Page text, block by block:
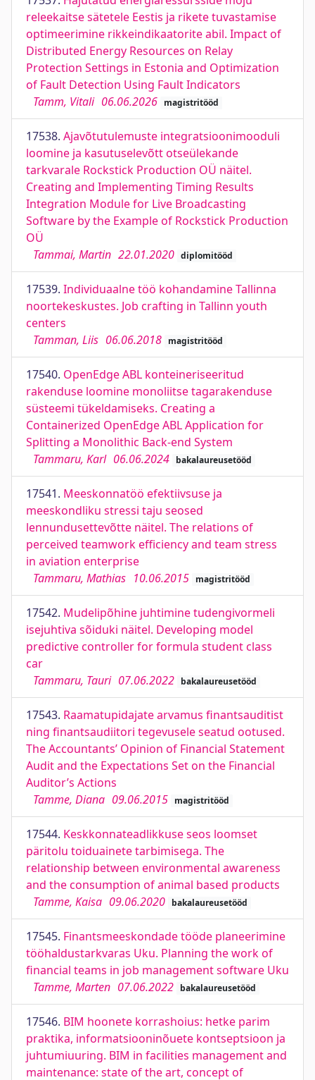
releekaitse sätetele Eestis ja rikete tuvastamise
optimeerimine rikkeindikaatorite abil. Impact of
Distributed Energy Resources on Relay
Protection Settings in Estonia and Optimization
of Fault Detection Using Fault Indicators
Tamm, Vitali 06.06.2026 magistritööd
17538. Ajavõtutulemuste integratsioonimooduli
loomine ja kasutuselevõtt otseülekande
tarkvarale Rockstick Production OÜ näitel.
Creating and Implementing Timing Results
Integration Module for Live Broadcasting
Software by the Example of Rockstick Production
OÜ
Tammai, Martin 22.01.2020 diplomitööd
17539. Individuaalne töö kohandamine Tallinna
noortekeskustes. Job crafting in Tallinn youth
centers
Tamman, Liis 06.06.2018 magistritööd
17540. OpenEdge ABL konteineriseeritud
rakenduse loomine monoliitse tagarakenduse
süsteemi tükeldamiseks. Creating a
Containerized OpenEdge ABL Application for
Splitting a Monolithic Back-end System
Tammaru, Karl 06.06.2024 bakalaureusetööd
17541. Meeskonnatöö efektiivsuse ja
meeskondliku stressi taju seosed
lennundusettevõtte näitel. The relations of
perceived teamwork efficiency and team stress
in aviation enterprise
Tammaru, Mathias 10.06.2015 magistritööd
17542. Mudelipõhine juhtimine tudengivormeli
isejuhtiva sõiduki näitel. Developing model
predictive controller for formula student class
car
Tammaru, Tauri 07.06.2022 bakalaureusetööd
17543. Raamatupidajate arvamus finantsauditist
ning finantsaudiitori tegevusele seatud ootused.
The Accountants’ Opinion of Financial Statement
Audit and the Expectations Set on the Financial
Auditor’s Actions
Tamme, Diana 09.06.2015 magistritööd
17544. Keskkonnateadlikkuse seos loomset
päritolu toiduainete tarbimisega. The
relationship between environmental awareness
and the consumption of animal based products
Tamme, Kaisa 09.06.2020 bakalaureusetööd
17545. Finantsmeeskondade tööde planeerimine
tööhaldustarkvaras Uku. Planning the work of
financial teams in job management software Uku
Tamme, Marten 07.06.2022 bakalaureusetööd
17546. BIM hoonete korrashoius: hetke parim
praktika, informatsiooninõuete kontseptsioon ja
juhtumiuuring. BIM in facilities management and
maintenance: state of the art, concept of